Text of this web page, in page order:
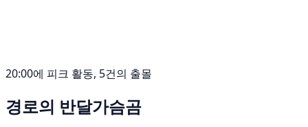
20:00에 피크 활동, 5건의 출몰
경로의 반달가슴곰